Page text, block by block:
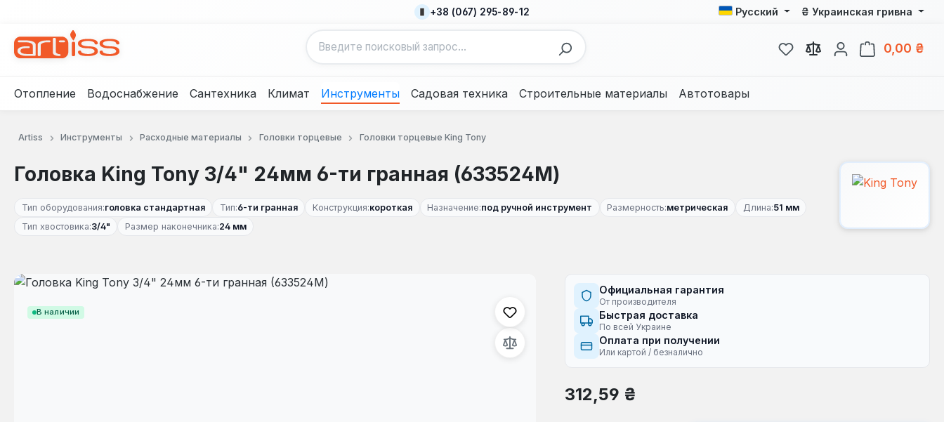
+38 (067) 295-89-12 Русский ₴ Украинская гривна
У вас есть товары из
0,00 ₴
Отопление Водоснабжение Сантехника Климат Инструменты Садовая техника Строительные материалы Автотовары
Artiss Инструменты Расходные материалы Головки торцевые Головки торцевые King Tony
Головка King Tony 3/4" 24мм 6-ти гранная (633524M)
Тип оборудования:головка стандартная Тип:6-ти гранная Конструкция:короткая Назначение:под ручной инструмент Размерность:метрическая Длина:51 мм
Тип хвостовика:3/4" Размер наконечника:24 мм
В наличии
Пропустить галерею изображений
Официальная гарантия
От производителя
Быстрая доставка
По всей Украине
Оплата при получении
Или картой / безналично
Обычная цена:
312,59 ₴